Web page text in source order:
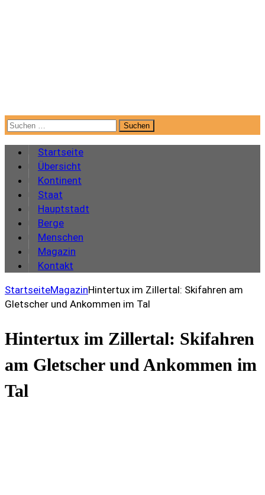
Suchen
nach:
Startseite
Übersicht
Kontinent
Staat
Hauptstadt
Berge
Menschen
Magazin
Kontakt
StartseiteMagazinHintertux im Zillertal: Skifahren am
Gletscher und Ankommen im Tal
Hintertux im Zillertal: Skifahren
am Gletscher und Ankommen im
Tal